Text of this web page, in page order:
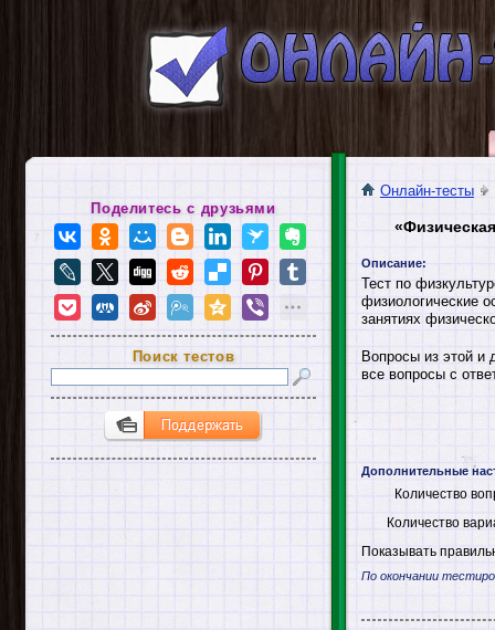
Онлайн-тесты
Описание:
Тест по
физиологические
занятиях
Вопросы из этой и
все вопросы с
Дополнительные
Количество
Количество
Показывать
По окончании
Поделитесь с друзьями
Поиск тестов